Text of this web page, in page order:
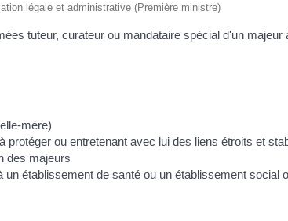
légale et administrative (Première ministre)
tuteur, curateur ou mandataire spécial d'un
mère)
protéger ou entretenant avec lui des liens étroits et
des majeurs
un établissement de santé ou un établissement